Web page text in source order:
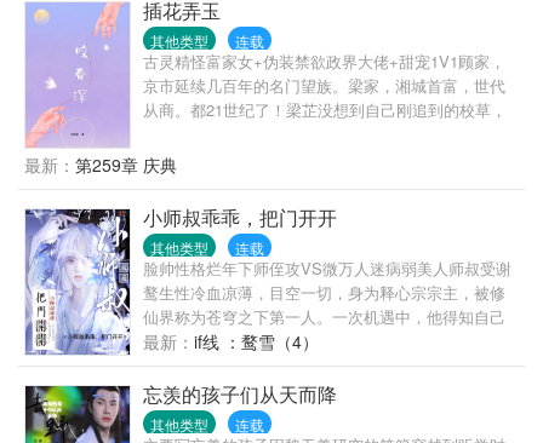
红的流过眼角，嗓音沙哑，“知懿，嫁给我，孩子需要
一个父亲。”她却抱着孩子冷笑，“小叔叔，不必那么麻
烦，我可以去父留子。”-他也不知自己究竟从何时开始
动情。或许是在某个乍暖还寒的季节，她与春风脚步
重叠，吹乱了他心中的荒野。
插花弄玉
其他类型 连载
古灵精怪富家女+伪装禁欲政界大佬+甜宠1V1顾家，
京市延续几百年的名门望族。梁家，湘城首富，世代
从商。都21世纪了！梁芷没想到自己刚追到的校草，
长得不比校草差，渐渐的，梁芷很没出息的沦陷
了……家人们，谁能抵挡得住白衬衫+制服+皮鞋的诱
惑啊！他说：“能不能消停一下？”她说：“你不行？”他
眼睑低垂：“梁芷这是你自找的……”
最新： 第259章 庆典
小师叔乖乖，把门开开
其他类型 连载
脸帅性格烂年下师侄攻VS微万人迷病弱美人师叔受谢
鹜生性冷血凉薄，目空一切，身为释心宗宗主，被修
仙界称为苍穹之下第一人。一次机遇中，他得知自己
只是一本成长流耽美小说中的npc。这就算了，他那个
八百年不联系的小师叔应拭雪还是个恶毒炮灰，痴缠
主角攻不说，多次陷害主角受，最后落得众人厌弃，
落魄身死的悲惨下场。谢鹜：“救。”谢鹜即刻动身，在
收徒大典上踢开想要拜师的主角攻，转头冲一旁准备
最新： if线 ：鹜雪（4）
忘羡的孩子们从天而降
其他类型 连载